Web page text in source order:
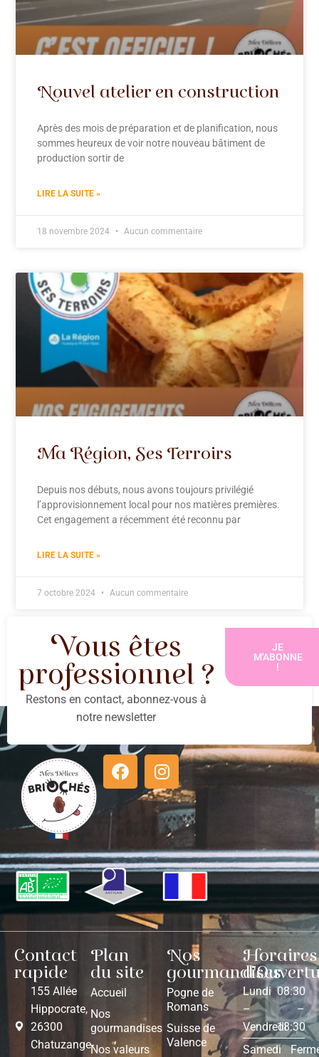
Nouvel atelier en construction
Après des mois de préparation et de planification, nous
sommes heureux de voir notre nouveau bâtiment de
production sortir de
LIRE LA SUITE »
18 novembre 2024 Aucun commentaire
Ma Région, Ses Terroirs
Depuis nos débuts, nous avons toujours privilégié
l’approvisionnement local pour nos matières premières.
Cet engagement a récemment été reconnu par
LIRE LA SUITE »
7 octobre 2024 Aucun commentaire
Vous êtes
professionnel ?
Restons en contact, abonnez-vous à
notre newsletter
JE
M'ABONNE
!
Contact
rapide
155 Allée
Hippocrate,
26300
Chatuzange-
Plan
du site
Accueil
Nos
gourmandises
Nos valeurs
Nos
gourmandises
Pogne de
Romans
Suisse de
Valence
Horaires
Lundi
–
Vendredi
08:30
–
18:30
Samedi